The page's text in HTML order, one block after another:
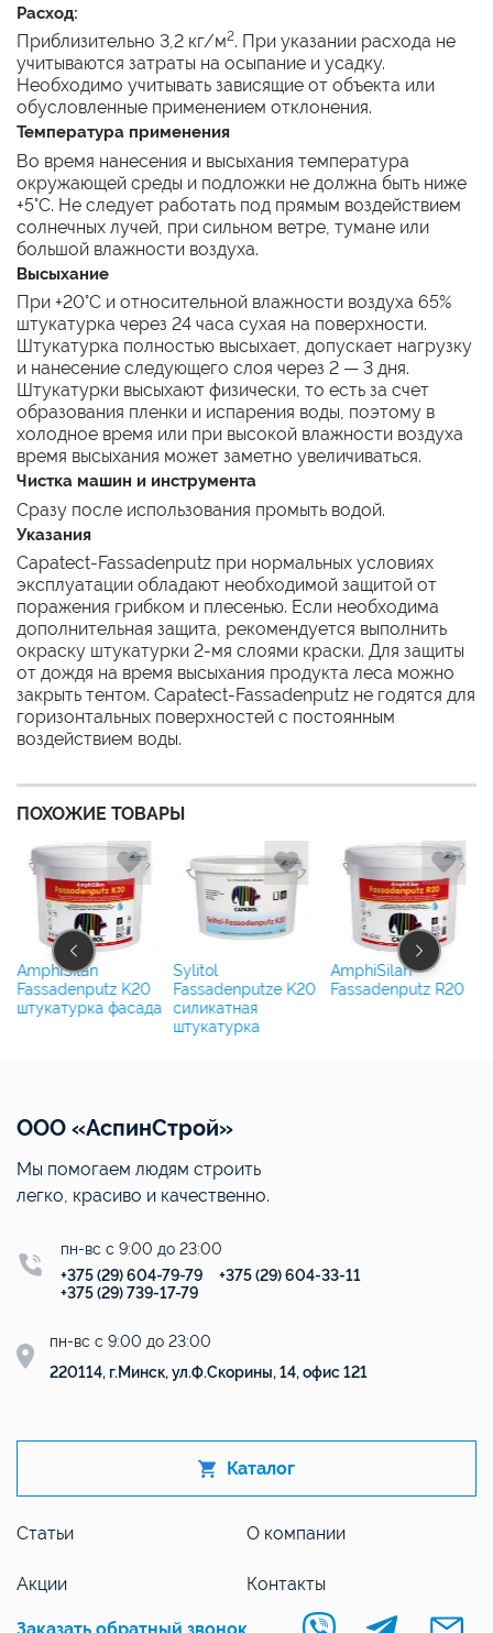
Расход:
Приблизительно 3,2 кг/м2. При указании расхода не
учитываются затраты на осыпание и усадку.
Необходимо учитывать зависящие от объекта или
обусловленные применением отклонения.
Температура применения
Во время нанесения и высыхания температура
окружающей среды и подложки не должна быть ниже
+5°С. Не следует работать под прямым воздействием
солнечных лучей, при сильном ветре, тумане или
большой влажности воздуха.
Высыхание
При +20°С и относительной влажности воздуха 65%
штукатурка через 24 часа сухая на поверхности.
Штукатурка полностью высыхает, допускает нагрузку
и нанесение следующего слоя через 2 — 3 дня.
Штукатурки высыхают физически, то есть за счет
образования пленки и испарения воды, поэтому в
холодное время или при высокой влажности воздуха
время высыхания может заметно увеличиваться.
Чистка машин и инструмента
Сразу после использования промыть водой.
Указания
Capatect-Fassadenputz при нормальных условиях
эксплуатации обладают необходимой защитой от
поражения грибком и плесенью. Если необходима
дополнительная защита, рекомендуется выполнить
окраску штукатурки 2-мя слоями краски. Для защиты
от дождя на время высыхания продукта леса можно
закрыть тентом. Capatect-Fassadenputz не годятся для
горизонтальных поверхностей с постоянным
воздействием воды.
ПОХОЖИЕ ТОВАРЫ
AmphiSilan
Fassadenputz K20
штукатурка фасада
Sylitol
Fassadenputze K20
силикатная
штукатурка
AmphiSilan
Fassadenputz R20
ООО «АспинСтрой»
Мы помогаем людям строить
легко, красиво и качественно.
пн-вс с 9:00 до 23:00
+375 (29) 604-79-79
+375 (29) 604-33-11
+375 (29) 739-17-79
пн-вс с 9:00 до 23:00
220114, г.Минск, ул.Ф.Скорины, 14, офис 121
Каталог
Статьи О компании
Акции Контакты
Заказать обратный звонок